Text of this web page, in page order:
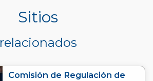
Sitios
relacionados
Comisión de Regulación de